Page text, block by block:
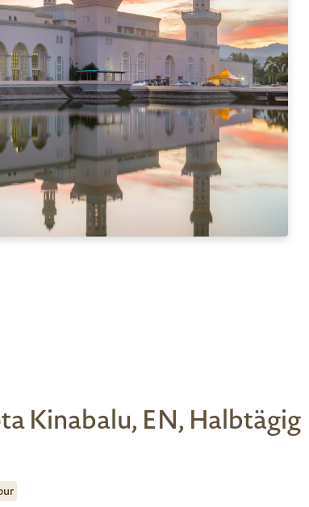
Kinabalu, EN, Halbtägig